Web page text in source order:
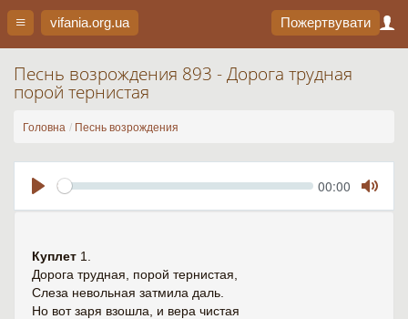
vifania.org.ua Пожертвувати
Песнь возрождения 893 - Дорога трудная
порой тернистая
Головна Песнь возрождения
Seek Current
00:00
Mute
Куплет 1.
Дорога трудная, порой тернистая,
Слеза невольная затмила даль.
Но вот заря взошла, и вера чистая